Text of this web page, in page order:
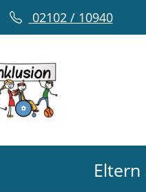
02102 / 10940